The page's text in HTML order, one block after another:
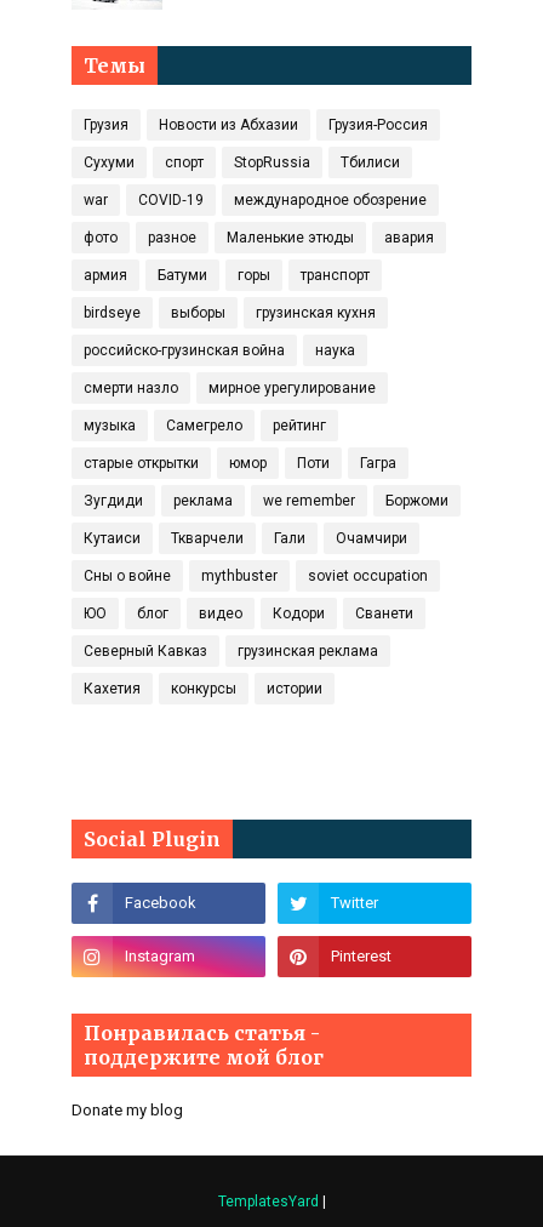
Темы
Грузия Новости из Абхазии Грузия-Россия
Сухуми спорт StopRussia Тбилиси
war COVID‑19 международное обозрение
фото разное Маленькие этюды авария
армия Батуми горы транспорт
birdseye выборы грузинская кухня
российско-грузинская война наука
смерти назло мирное урегулирование
музыка Самегрело рейтинг
старые открытки юмор Поти Гагра
Зугдиди реклама we remember Боржоми
Кутаиси Ткварчели Гали Очамчири
Сны о войне mythbuster soviet occupation
ЮО блог видео Кодори Сванети
Северный Кавказ грузинская реклама
Кахетия конкурсы истории
Social Plugin
Понравилась статья -
поддержите мой блог
Donate my blog
TemplatesYard